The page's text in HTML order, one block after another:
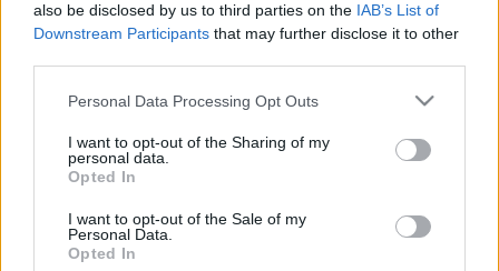
also be disclosed by us to third parties on the IAB’s List of
Downstream Participants that may further disclose it to other
Please note that this website/app uses one or more Google
not limited to your visit or usage behaviour. You may click to
grant or deny consent to Google and its third-party tags to
use your data for below specified purposes in below Google
consent section.
Personal Data Processing Opt Outs
I want to opt-out of the Sharing of my
personal data.
Opted In
I want to opt-out of the Sale of my
Personal Data.
Opted In
Bóvli
jotunder•2011. október 26.
Manhattan, New York-ban az alsó rubrikában
huszonhét ponttal kevesebb van, mint a felső
ugyan tudja mi a különbség Budapest és Bukarest
között, de nem nagyon…